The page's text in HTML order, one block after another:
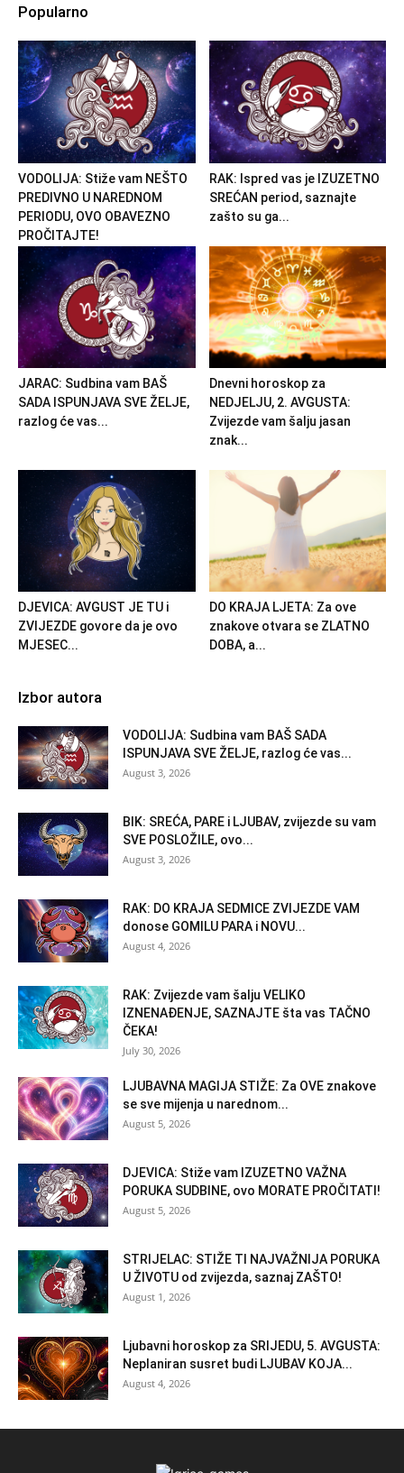
Popularno
VODOLIJA: Stiže vam NEŠTO
PREDIVNO U NAREDNOM
PERIODU, OVO OBAVEZNO
PROČITAJTE!
RAK: Ispred vas je IZUZETNO
SREĆAN period, saznajte
zašto su ga...
JARAC: Sudbina vam BAŠ
SADA ISPUNJAVA SVE ŽELJE,
razlog će vas...
Dnevni horoskop za
NEDJELJU, 2. AVGUSTA:
Zvijezde vam šalju jasan
znak...
DJEVICA: AVGUST JE TU i
ZVIJEZDE govore da je ovo
MJESEC...
DO KRAJA LJETA: Za ove
znakove otvara se ZLATNO
DOBA, a...
Izbor autora
VODOLIJA: Sudbina vam BAŠ SADA
ISPUNJAVA SVE ŽELJE, razlog će vas...
August 3, 2026
BIK: SREĆA, PARE i LJUBAV, zvijezde su vam
SVE POSLOŽILE, ovo...
August 3, 2026
RAK: DO KRAJA SEDMICE ZVIJEZDE VAM
donose GOMILU PARA i NOVU...
August 4, 2026
RAK: Zvijezde vam šalju VELIKO
IZNENAĐENJE, SAZNAJTE šta vas TAČNO
ČEKA!
July 30, 2026
LJUBAVNA MAGIJA STIŽE: Za OVE znakove
se sve mijenja u narednom...
August 5, 2026
DJEVICA: Stiže vam IZUZETNO VAŽNA
PORUKA SUDBINE, ovo MORATE PROČITATI!
August 5, 2026
STRIJELAC: STIŽE TI NAJVAŽNIJA PORUKA
U ŽIVOTU od zvijezda, saznaj ZAŠTO!
August 1, 2026
Ljubavni horoskop za SRIJEDU, 5. AVGUSTA:
Neplaniran susret budi LJUBAV KOJA...
August 4, 2026